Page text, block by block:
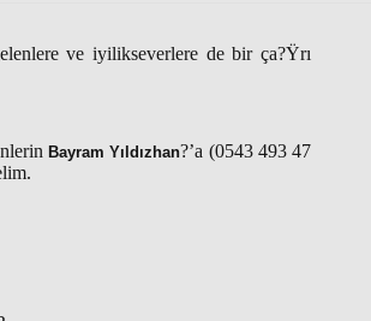
ve iyilikseverlere de bir ça?Ÿrı
Bayram Yıldızhan?’a (0543 493 47